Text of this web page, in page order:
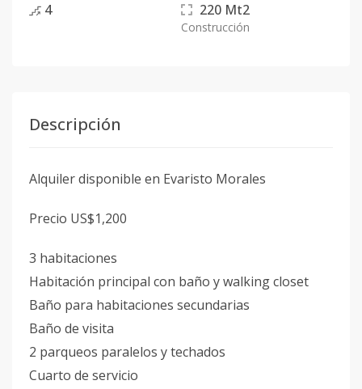
4 220 Mt2
Construcción
Descripción
Alquiler disponible en Evaristo Morales
Precio US$1,200
3 habitaciones
Habitación principal con baño y walking closet
Baño para habitaciones secundarias
Baño de visita
2 parqueos paralelos y techados
Cuarto de servicio